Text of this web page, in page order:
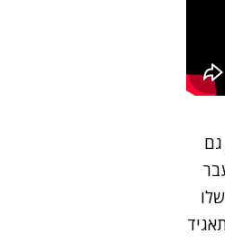
52, דוגמן לשעבר